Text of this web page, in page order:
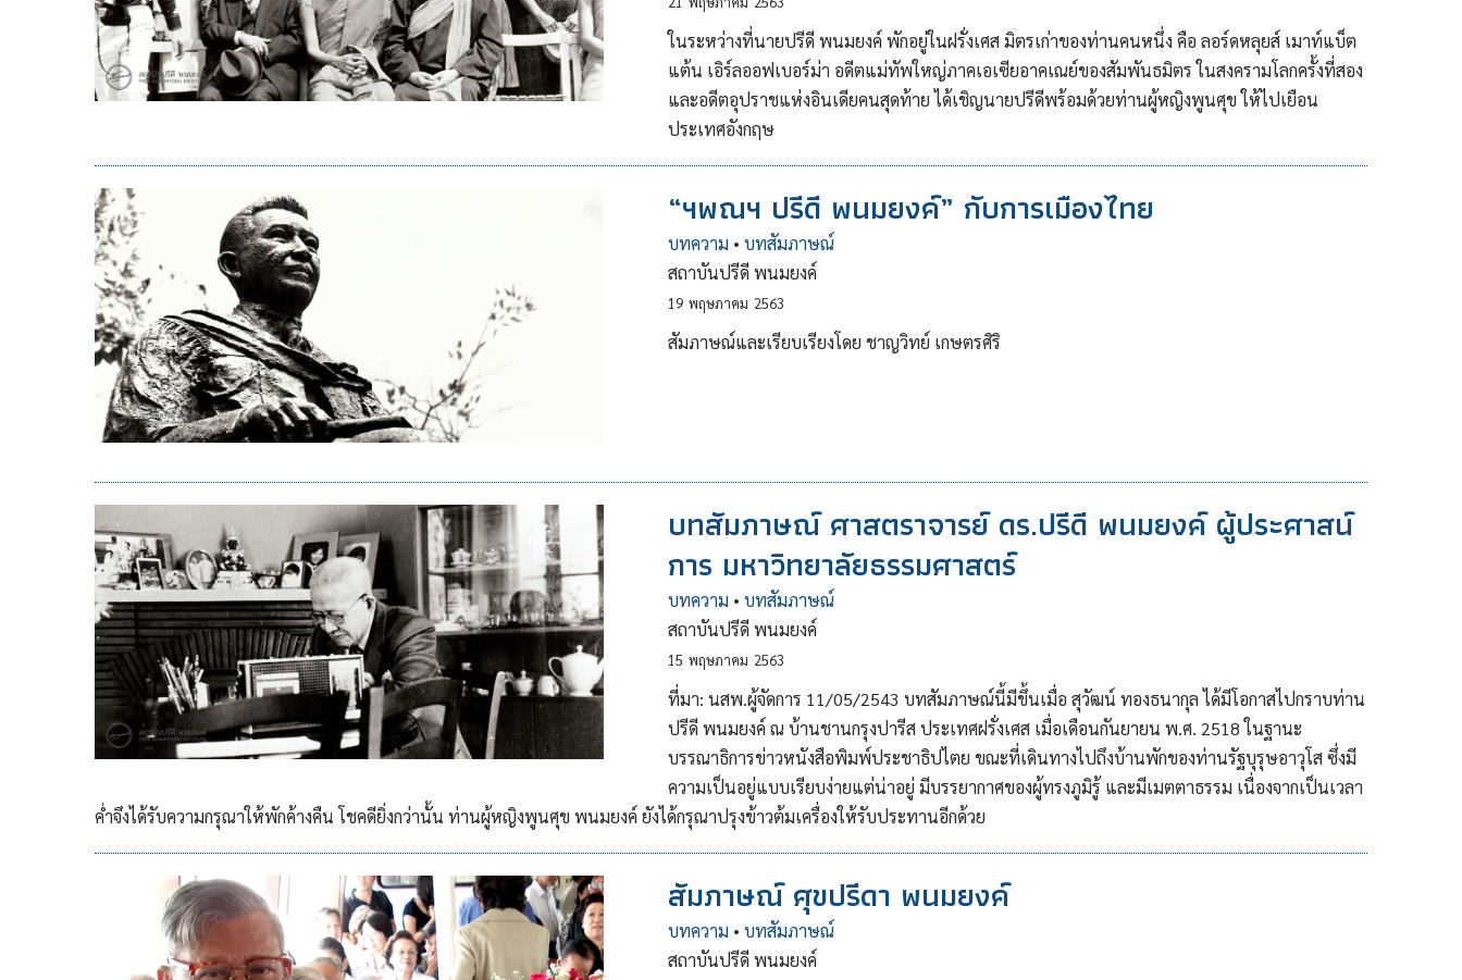
ในระหว่างที่นายปรีดี พนมยงค์ พักอยู่ในฝรั่งเศส มิตรเก่าของท่านคนหนึ่ง คือ ลอร์ดหลุยส์ เมาท์แบ็ต
แต้น เอิร์ลออฟเบอร์ม่า อดีตแม่ทัพใหญ่ภาคเอเซียอาคเณย์ของสัมพันธมิตร ในสงครามโลกครั้งที่สอง
และอดีตอุปราชแห่งอินเดียคนสุดท้าย ได้เชิญนายปรีดีพร้อมด้วยท่านผู้หญิงพูนศุข ให้ไปเยือน
ประเทศอังกฤษ
“ฯพณฯ ปรีดี พนมยงค์” กับการเมืองไทย
บทความ • บทสัมภาษณ์
สถาบันปรีดี พนมยงค์
19 พฤษภาคม 2563
สัมภาษณ์และเรียบเรียงโดย ชาญวิทย์ เกษตรศิริ
บทสัมภาษณ์ ศาสตราจารย์ ดร.ปรีดี พนมยงค์ ผู้ประศาสน์
การ มหาวิทยาลัยธรรมศาสตร์
บทความ • บทสัมภาษณ์
สถาบันปรีดี พนมยงค์
15 พฤษภาคม 2563
ที่มา: นสพ.ผู้จัดการ 11/05/2543 บทสัมภาษณ์นี้มีขึ้นเมื่อ สุวัฒน์ ทองธนากุล ได้มีโอกาสไปกราบท่าน
ปรีดี พนมยงค์ ณ บ้านชานกรุงปารีส ประเทศฝรั่งเศส เมื่อเดือนกันยายน พ.ศ. 2518 ในฐานะ
บรรณาธิการข่าวหนังสือพิมพ์ประชาธิปไตย ขณะที่เดินทางไปถึงบ้านพักของท่านรัฐบุรุษอาวุโส ซึ่งมี
ความเป็นอยู่แบบเรียบง่ายแต่น่าอยู่ มีบรรยากาศของผู้ทรงภูมิรู้ และมีเมตตาธรรม เนื่องจากเป็นเวลา
ค่ำจึงได้รับความกรุณาให้พักค้างคืน โชคดียิ่งกว่านั้น ท่านผู้หญิงพูนศุข พนมยงค์ ยังได้กรุณาปรุงข้าวต้มเครื่องให้รับประทานอีกด้วย
สัมภาษณ์ ศุขปรีดา พนมยงค์
บทความ • บทสัมภาษณ์
สถาบันปรีดี พนมยงค์